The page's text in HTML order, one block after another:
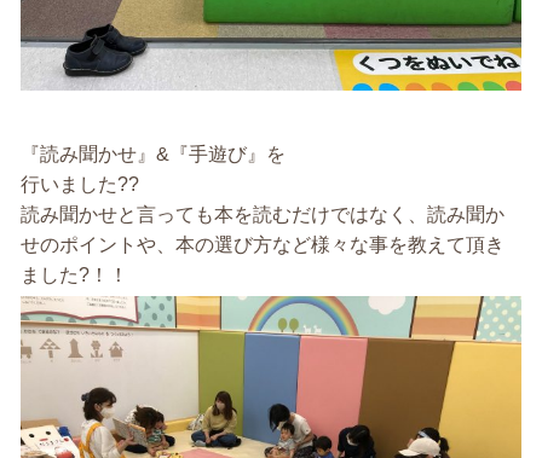
『読み聞かせ』&『手遊び』を
行いました??
読み聞かせと言っても本を読むだけではなく、読み聞か
せのポイントや、本の選び方など様々な事を教えて頂き
ました?！！